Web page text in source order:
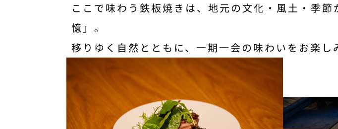
ここで味わう鉄板焼きは、地元の文化・風土・季
憶」。
移りゆく自然とともに、一期一会の味わいをお楽し